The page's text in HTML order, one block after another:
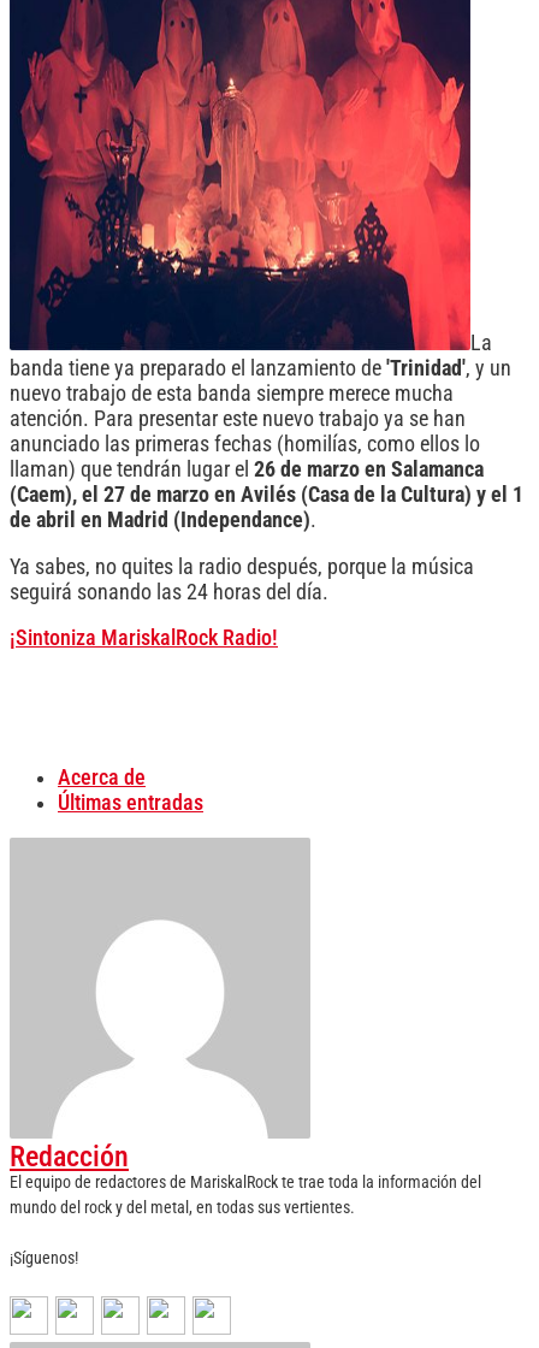
La
banda tiene ya preparado el lanzamiento de 'Trinidad', y un
nuevo trabajo de esta banda siempre merece mucha
atención. Para presentar este nuevo trabajo ya se han
anunciado las primeras fechas (homilías, como ellos lo
llaman) que tendrán lugar el 26 de marzo en Salamanca
(Caem), el 27 de marzo en Avilés (Casa de la Cultura) y el 1
de abril en Madrid (Independance).
Ya sabes, no quites la radio después, porque la música
seguirá sonando las 24 horas del día.
¡Sintoniza MariskalRock Radio!
Acerca de
Últimas entradas
Redacción
El equipo de redactores de MariskalRock te trae toda la información del
mundo del rock y del metal, en todas sus vertientes.
¡Síguenos!